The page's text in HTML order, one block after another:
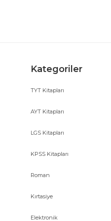
Kategoriler
TYT Kitapları
AYT Kitapları
LGS Kitapları
KPSS Kitapları
Roman
Kırtasiye
Elektronik